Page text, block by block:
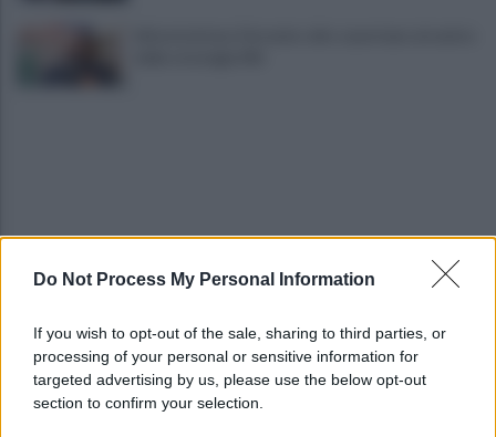
Do Not Process My Personal Information
If you wish to opt-out of the sale, sharing to third parties, or
processing of your personal or sensitive information for
targeted advertising by us, please use the below opt-out
section to confirm your selection.
Viola l'obbligo di permanenza notturna:
Cesa: approvato assestamento di bilancio e
tariffe Tari